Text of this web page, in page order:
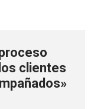
clientes